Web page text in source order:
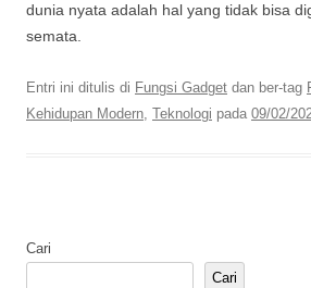
dunia nyata adalah hal yang tidak bisa
semata.
Entri ini ditulis di Fungsi Gadget dan ber-tag
Kehidupan Modern, Teknologi pada 09/02/
Cari
Cari